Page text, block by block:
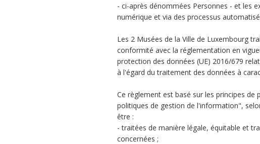
- ci-après dénommées Personnes - et les
numérique et via des processus
Les 2 Musées de la Ville de Luxembourg
conformité avec la réglementation en
protection des données (UE) 2016/679
à l'égard du traitement des données à
Ce règlement est basé sur les principes de
politiques de gestion de l'information",
être :
- traitées de manière légale, équitable et
concernées ;